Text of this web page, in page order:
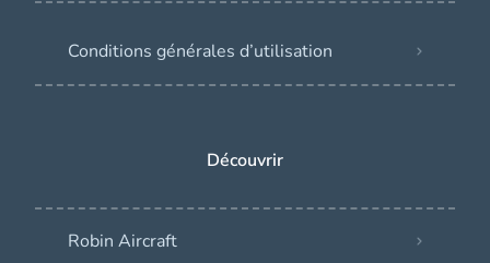
Conditions générales d’utilisation
Découvrir
Robin Aircraft